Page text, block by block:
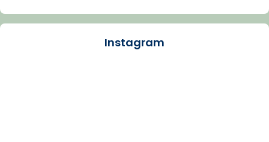
Arquebisbat de Barcelona
Instagram